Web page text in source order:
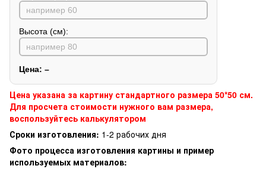
Высота (см):
Цена: –
Цена указана за картину стандартного размера 50*50 см.
Для просчета стоимости нужного вам размера,
воспользуйтесь калькулятором
Сроки изготовления: 1-2 рабочих дня
Фото процесса изготовления картины и пример
используемых материалов: